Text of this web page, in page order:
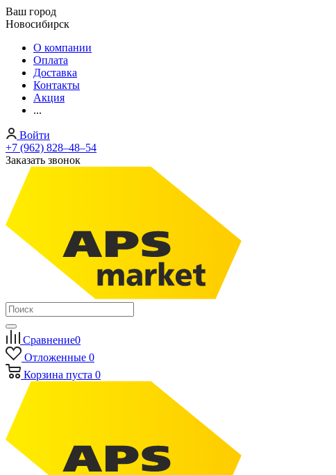
Ваш город
Новосибирск
О компании
Оплата
Доставка
Контакты
Акция
...
Войти
+7 (962) 828‒48‒54
Заказать звонок
Сравнение0
Отложенные 0
Корзина пуста 0